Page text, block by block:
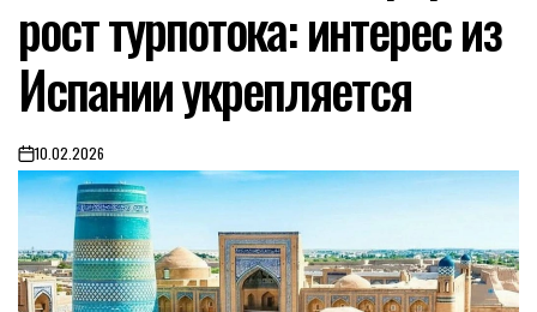
рост турпотока: интерес из
Испании укрепляется
on10.02.2026